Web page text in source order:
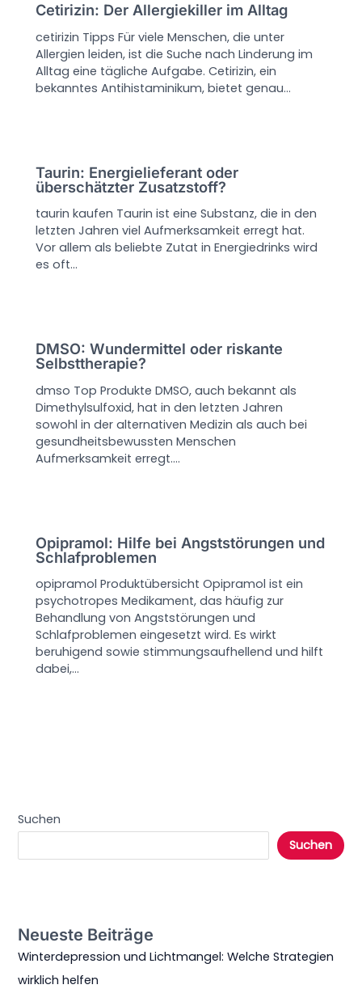
Cetirizin: Der Allergiekiller im Alltag
cetirizin Tipps Für viele Menschen, die unter
Allergien leiden, ist die Suche nach Linderung im
Alltag eine tägliche Aufgabe. Cetirizin, ein
bekanntes Antihistaminikum, bietet genau…
Taurin: Energielieferant oder
überschätzter Zusatzstoff?
taurin kaufen Taurin ist eine Substanz, die in den
letzten Jahren viel Aufmerksamkeit erregt hat.
Vor allem als beliebte Zutat in Energiedrinks wird
es oft…
DMSO: Wundermittel oder riskante
Selbsttherapie?
dmso Top Produkte DMSO, auch bekannt als
Dimethylsulfoxid, hat in den letzten Jahren
sowohl in der alternativen Medizin als auch bei
gesundheitsbewussten Menschen
Aufmerksamkeit erregt.…
Opipramol: Hilfe bei Angststörungen und
Schlafproblemen
opipramol Produktübersicht Opipramol ist ein
psychotropes Medikament, das häufig zur
Behandlung von Angststörungen und
Schlafproblemen eingesetzt wird. Es wirkt
beruhigend sowie stimmungsaufhellend und hilft
dabei,…
Suchen
Suchen
Neueste Beiträge
Winterdepression und Lichtmangel: Welche Strategien
wirklich helfen